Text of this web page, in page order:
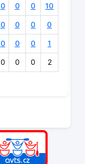
0 0 0 10
0 0 0 0
0 0 0 1
0 0 0 2